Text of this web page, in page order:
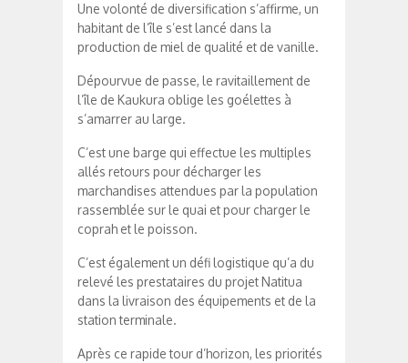
Une volonté de diversification s’affirme, un
habitant de l’île s’est lancé dans la
production de miel de qualité et de vanille.
Dépourvue de passe, le ravitaillement de
l’île de Kaukura oblige les goélettes à
s’amarrer au large.
C’est une barge qui effectue les multiples
allés retours pour décharger les
marchandises attendues par la population
rassemblée sur le quai et pour charger le
coprah et le poisson.
C’est également un défi logistique qu’a du
relevé les prestataires du projet Natitua
dans la livraison des équipements et de la
station terminale.
Après ce rapide tour d’horizon, les priorités